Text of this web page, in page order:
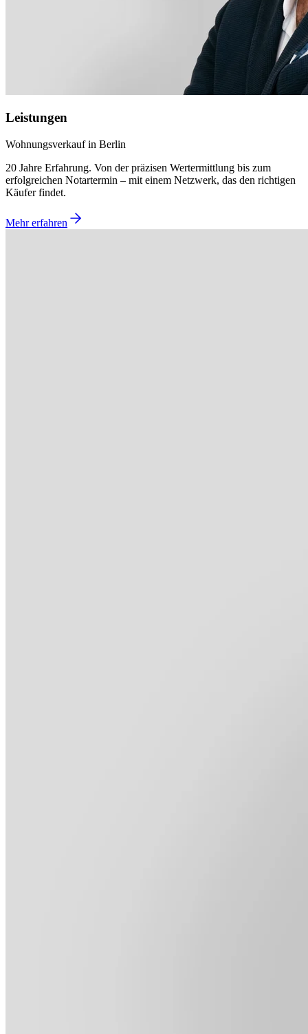
Leistungen
Wohnungsverkauf in Berlin
20 Jahre Erfahrung. Von der präzisen Wertermittlung bis zum
erfolgreichen Notartermin – mit einem Netzwerk, das den richtigen
Käufer findet.
Mehr erfahren